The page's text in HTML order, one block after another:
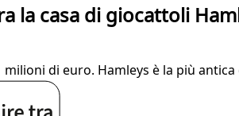
la casa di giocattoli
di euro. Hamleys è la più